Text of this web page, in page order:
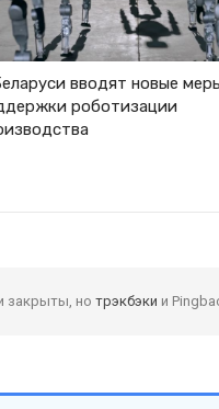
вводят новые
роботизации
закрыты, но трэкбэки и